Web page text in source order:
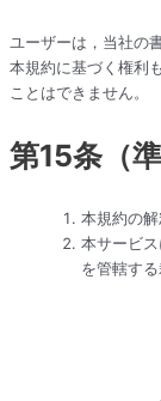
ユーザーは，当社の
本規約に基づく権利
ことはできません。
第15条（
本規約の
本サービ
を管轄す